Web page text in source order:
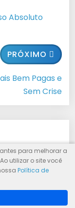
Absoluto
PRÓXIMO
Bem Pagas e
Sem Crise
e eficiente:
para melhorar a
utilizar o site você
Política de